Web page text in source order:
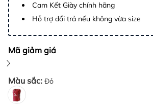
Cam Kết Giày chính hãng
Hỗ trợ đổi trả nếu không vừa size
Mã giảm giá
Màu sắc: Đỏ